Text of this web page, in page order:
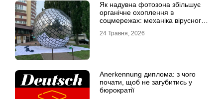
Як надувна фотозона збільшує
органічне охоплення в
соцмережах: механіка вірусного
24 Травня, 2026
Anerkennung диплома: з чого
почати, щоб не загубитись у
бюрократії